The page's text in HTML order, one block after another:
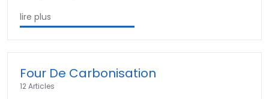
lire plus
Four De Carbonisation
12 Articles